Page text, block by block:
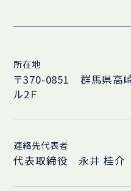
所在地
〒370-0851 群馬県高
ル2Ｆ
連絡先代表者
代表取締役 永井 桂介